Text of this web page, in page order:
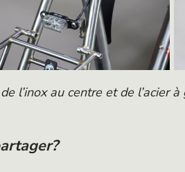
l’inox au centre et de l’acier à